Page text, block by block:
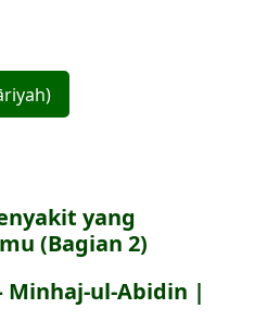
yang
(Bagian 2)
Minhaj-ul-Abidin |